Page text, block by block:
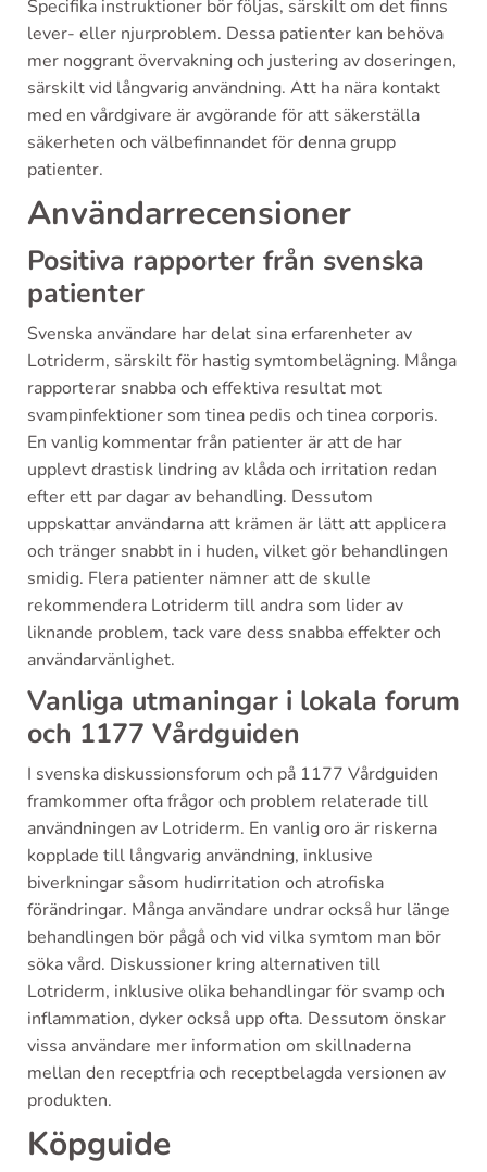
Specifika instruktioner bör följas, särskilt om det finns
lever- eller njurproblem. Dessa patienter kan behöva
mer noggrant övervakning och justering av doseringen,
särskilt vid långvarig användning. Att ha nära kontakt
med en vårdgivare är avgörande för att säkerställa
säkerheten och välbefinnandet för denna grupp
patienter.
Användarrecensioner
Positiva rapporter från svenska
patienter
Svenska användare har delat sina erfarenheter av
Lotriderm, särskilt för hastig symtombelägning. Många
rapporterar snabba och effektiva resultat mot
svampinfektioner som tinea pedis och tinea corporis.
En vanlig kommentar från patienter är att de har
upplevt drastisk lindring av klåda och irritation redan
efter ett par dagar av behandling. Dessutom
uppskattar användarna att krämen är lätt att applicera
och tränger snabbt in i huden, vilket gör behandlingen
smidig. Flera patienter nämner att de skulle
rekommendera Lotriderm till andra som lider av
liknande problem, tack vare dess snabba effekter och
användarvänlighet.
Vanliga utmaningar i lokala forum
och 1177 Vårdguiden
I svenska diskussionsforum och på 1177 Vårdguiden
framkommer ofta frågor och problem relaterade till
användningen av Lotriderm. En vanlig oro är riskerna
kopplade till långvarig användning, inklusive
biverkningar såsom hudirritation och atrofiska
förändringar. Många användare undrar också hur länge
behandlingen bör pågå och vid vilka symtom man bör
söka vård. Diskussioner kring alternativen till
Lotriderm, inklusive olika behandlingar för svamp och
inflammation, dyker också upp ofta. Dessutom önskar
vissa användare mer information om skillnaderna
mellan den receptfria och receptbelagda versionen av
produkten.
Köpguide